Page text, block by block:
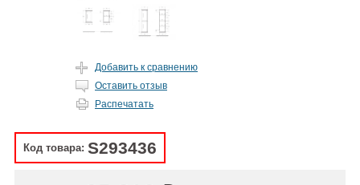
Добавить к сравнению
Оставить отзыв
Распечатать
Код товара: S293436